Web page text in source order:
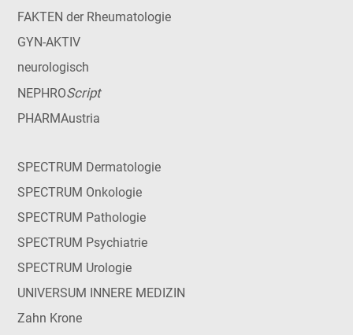
FAKTEN der Rheumatologie
GYN-AKTIV
neurologisch
NEPHROScript
PHARMAustria
SPECTRUM Dermatologie
SPECTRUM Onkologie
SPECTRUM Pathologie
SPECTRUM Psychiatrie
SPECTRUM Urologie
UNIVERSUM INNERE MEDIZIN
Zahn Krone